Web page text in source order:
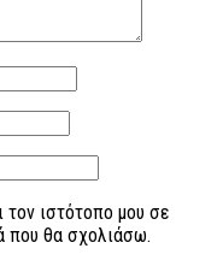
τον ιστότοπο μου σε
που θα σχολιάσω.